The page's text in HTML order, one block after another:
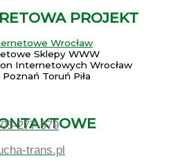
PROJEKT
Sklepy WWW
Internetowych Wrocław
Toruń Piła
277-979
trans.pl